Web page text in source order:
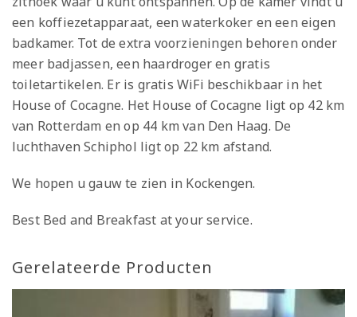
een koffiezetapparaat, een waterkoker en een eigen
badkamer. Tot de extra voorzieningen behoren onder
meer badjassen, een haardroger en gratis
toiletartikelen. Er is gratis WiFi beschikbaar in het
House of Cocagne. Het House of Cocagne ligt op 42 km
van Rotterdam en op 44 km van Den Haag. De
luchthaven Schiphol ligt op 22 km afstand.
We hopen u gauw te zien in Kockengen.
Best Bed and Breakfast at your service.
Gerelateerde Producten